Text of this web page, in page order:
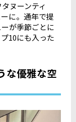
ヌーンティ
に。通年で提
が季節ごとに
10にも入った
な優雅な空